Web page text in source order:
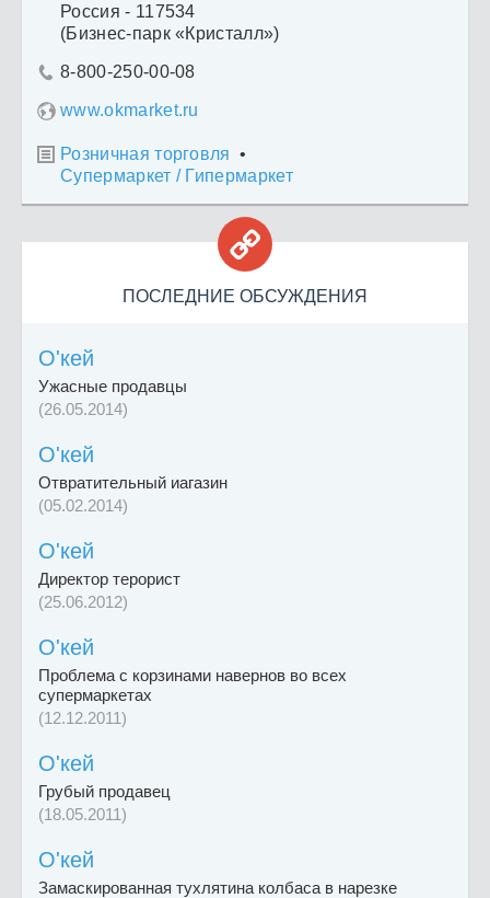
Россия - 117534
(Бизнес-парк «Кристалл»)
 8-800-250-00-08
www.okmarket.ru
 Розничная торговля •
Супермаркет / Гипермаркет

ПОСЛЕДНИЕ ОБСУЖДЕНИЯ
O'кей
Ужасные продавцы
(26.05.2014)
O'кей
Отвратительный иагазин
(05.02.2014)
O'кей
Директор терорист
(25.06.2012)
O'кей
Проблема с корзинами навернов во всех
супермаркетах
(12.12.2011)
O'кей
Грубый продавец
(18.05.2011)
O'кей
Замаскированная тухлятина колбаса в нарезке